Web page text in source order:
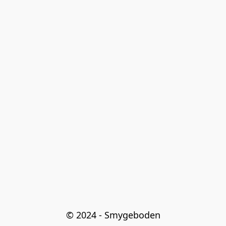
© 2024 - Smygeboden